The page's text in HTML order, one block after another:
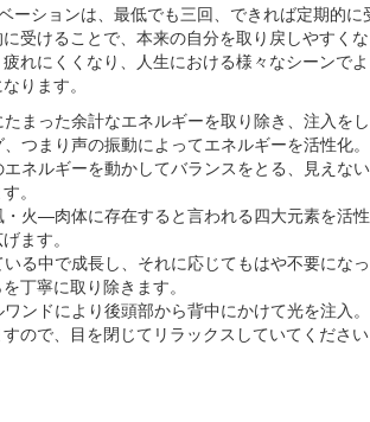
ーションは、最低でも三回、できれば定期的
に受けることで、本来の自分を取り戻しやすく
れにくくなり、人生における様々なシーンで
ります。
まった余計なエネルギーを取り除き、注入を
、つまり声の振動によってエネルギーを活性化。
ネルギーを動かしてバランスをとる、見えな
。
・火—肉体に存在すると言われる四大元素を活
ます。
いる中で成長し、それに応じてもはや不要にな
丁寧に取り除きます。
ワンドにより後頭部から背中にかけて光を注入
ので、目を閉じてリラックスしていてくださ